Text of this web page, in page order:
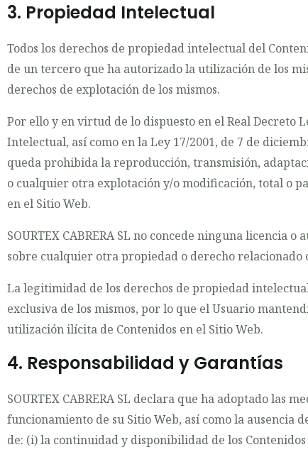
3. Propiedad Intelectual
Todos los derechos de propiedad intelectual del
de un tercero que ha autorizado la utilización de los
derechos de explotación de los mismos.
Por ello y en virtud de lo dispuesto en el Real Decreto
Intelectual, así como en la Ley 17/2001, de 7 de
queda prohibida la reproducción, transmisión,
o cualquier otra explotación y/o modificación, total o
en el Sitio Web.
SOURTEX CABRERA SL no concede ninguna licencia
sobre cualquier otra propiedad o derecho relacionado
La legitimidad de los derechos de propiedad
exclusiva de los mismos, por lo que el Usuario
utilización ilícita de Contenidos en el Sitio Web.
4. Responsabilidad y Garantías
SOURTEX CABRERA SL declara que ha adoptado las
funcionamiento de su Sitio Web, así como la ausencia
de: (i) la continuidad y disponibilidad de los